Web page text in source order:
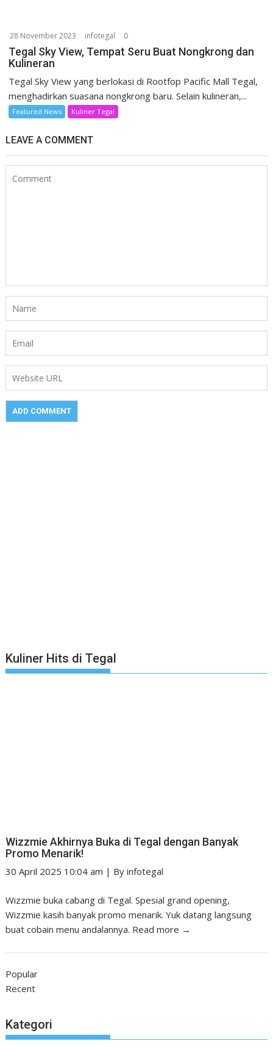
28 November 2023 infotegal 0
Tegal Sky View, Tempat Seru Buat Nongkrong dan
Kulineran
Tegal Sky View yang berlokasi di Rootfop Pacific Mall Tegal,
menghadirkan suasana nongkrong baru. Selain kulineran,...
Featured News Kuliner Tegal
LEAVE A COMMENT
Kuliner Hits di Tegal
Wizzmie Akhirnya Buka di Tegal dengan Banyak
Promo Menarik!
30 April 2025 10:04 am | Byinfotegal
Wizzmie buka cabang di Tegal. Spesial grand opening,
Wizzmie kasih banyak promo menarik. Yuk datang langsung
buat cobain menu andalannya. Read more →
Popular
Recent
Kategori